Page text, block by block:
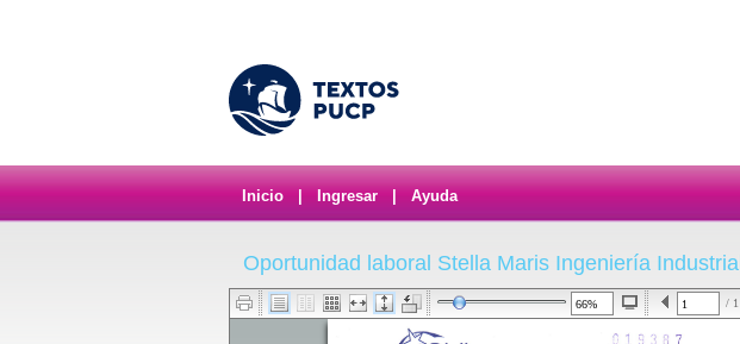
Inicio Ingresar Ayuda
Oportunidad laboral Stella Maris Ingeniería Industrial
/ 1